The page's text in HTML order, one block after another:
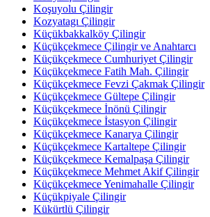
Koşuyolu Çilingir
Kozyatagı Çilingir
Küçükbakkalköy Çilingir
Küçükçekmece Çilingir ve Anahtarcı
Küçükçekmece Cumhuriyet Çilingir
Küçükçekmece Fatih Mah. Çilingir
Küçükçekmece Fevzi Çakmak Çilingir
Küçükçekmece Gültepe Çilingir
Küçükçekmece İnönü Çilingir
Küçükçekmece İstasyon Çilingir
Küçükçekmece Kanarya Çilingir
Küçükçekmece Kartaltepe Çilingir
Küçükçekmece Kemalpaşa Çilingir
Küçükçekmece Mehmet Akif Çilingir
Küçükçekmece Yenimahalle Çilingir
Küçükpiyale Çilingir
Kükürtlü Çilingir